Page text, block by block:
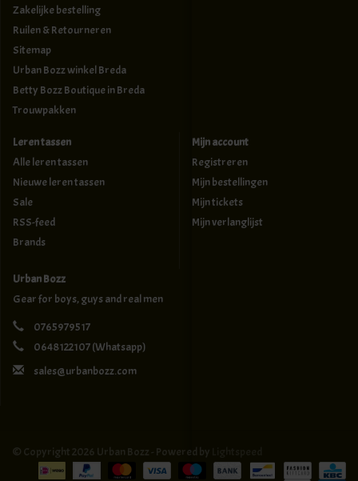
Zakelijke bestelling
Ruilen & Retourneren
Sitemap
Urban Bozz winkel Breda
Betty Bozz Boutique in Breda
Trouwpakken
Leren tassen
Alle leren tassen
Nieuwe leren tassen
Sale
RSS-feed
Brands
Mijn account
Registreren
Mijn bestellingen
Mijn tickets
Mijn verlanglijst
Urban Bozz
Gear for boys, guys and real men
0765979517
0648122107(Whatsapp)
sales@urbanbozz.com
© Copyright 2026 Urban Bozz - Powered by